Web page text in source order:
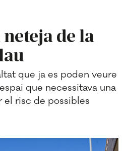
de la
que ja es poden veure
que necessitava una
el risc de possibles